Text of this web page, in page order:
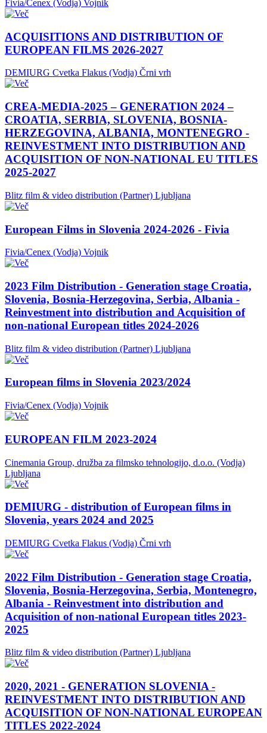
Fivia/Cenex (Vodja) Vojnik
ACQUISITIONS AND DISTRIBUTION OF
EUROPEAN FILMS 2026-2027
DEMIURG Cvetka Flakus (Vodja) Črni vrh
CREA-MEDIA-2025 – GENERATION 2024 –
CROATIA, SERBIA, SLOVENIA, BOSNIA-
HERZEGOVINA, ALBANIA, MONTENEGRO -
REINVESTMENT INTO DISTRIBUTION AND
ACQUISITION OF NON-NATIONAL EU TITLES
2025-2027
Blitz film & video distribution (Partner) Ljubljana
European Films in Slovenia 2024-2026 - Fivia
Fivia/Cenex (Vodja) Vojnik
2023 Film Distribution - Generation stage Croatia,
Slovenia, Bosnia-Herzegovina, Serbia, Albania -
Reinvestment into distribution and Acquisition of
non-national European titles 2024-2026
Blitz film & video distribution (Partner) Ljubljana
European films in Slovenia 2023/2024
Fivia/Cenex (Vodja) Vojnik
EUROPEAN FILM 2023-2024
Cinemania Group, družba za filmsko tehnologijo, d.o.o. (Vodja)
Ljubljana
DEMIURG - distribution of European films in
Slovenia, years 2024 and 2025
DEMIURG Cvetka Flakus (Vodja) Črni vrh
2022 Film Distribution - Generation stage Croatia,
Slovenia, Bosnia-Herzegovina, Serbia, Montenegro,
Albania - Reinvestment into distribution and
Acquisition of non-national European titles 2023-
2025
Blitz film & video distribution (Partner) Ljubljana
2020, 2021 - GENERATION SLOVENIA -
REINVESTMENT INTO DISTRIBUTION AND
ACQUISITION OF NON-NATIONAL EUROPEAN
TITLES 2022-2024